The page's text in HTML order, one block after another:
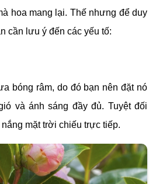
hoa mang lại. Thế nhưng để duy
cần lưu ý đến các yếu tố:
bóng râm, do đó bạn nên đặt nó
và ánh sáng đầy đủ. Tuyệt đối
mặt trời chiếu trực tiếp.